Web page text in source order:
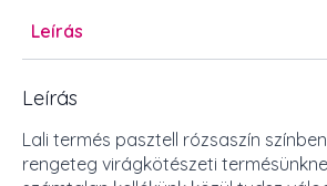
Leírás
Leírás
Lali termés pasztell rózsaszín
rengeteg virágkötészeti